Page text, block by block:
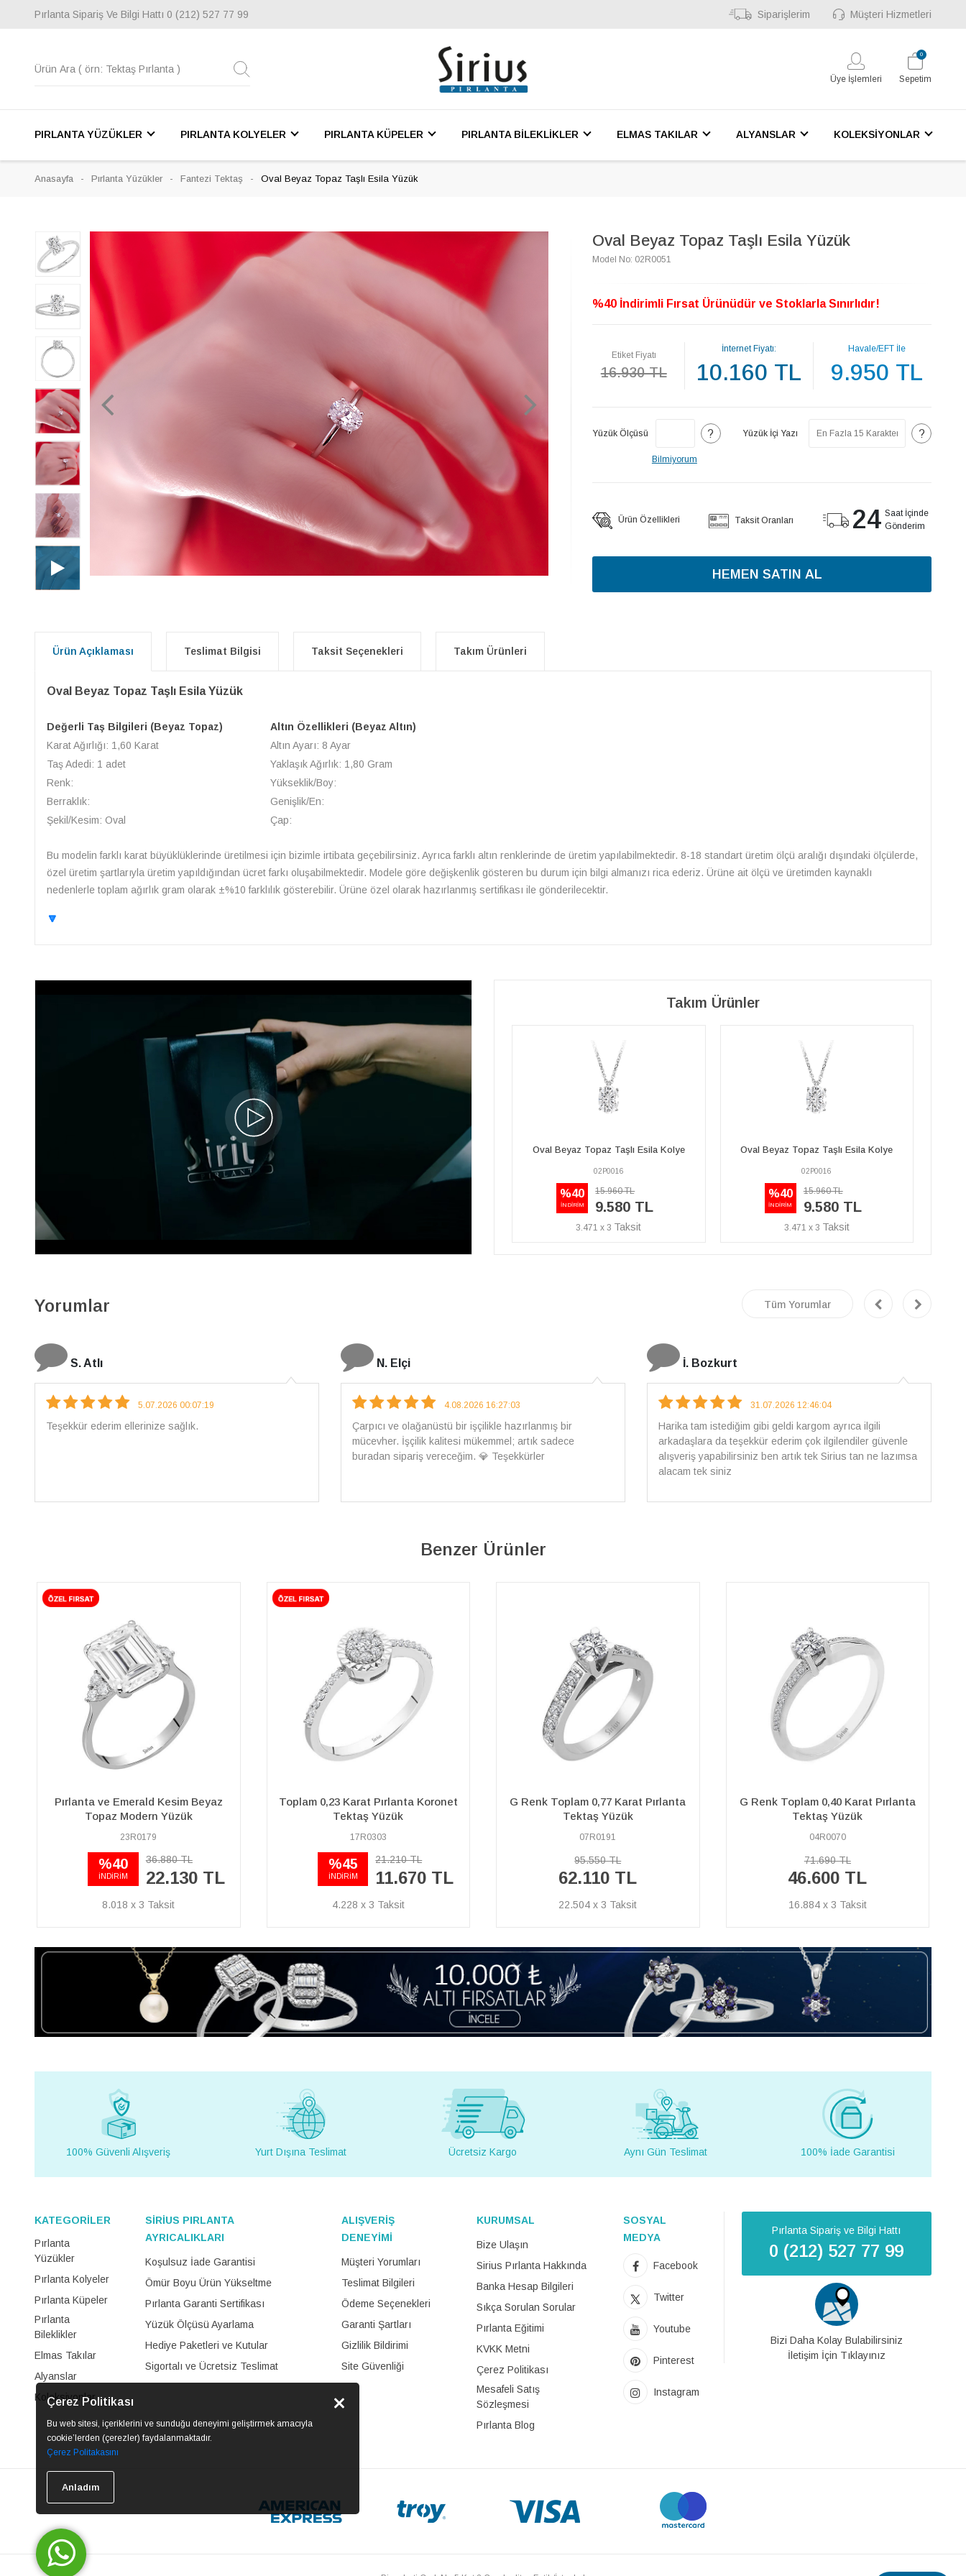
Çerez Politikası
Bu web sitesi, içeriklerini ve sunduğu deneyimi geliştirmek amacıyla
cookie’lerden (çerezler) faydalanmaktadır.
Çerez Politakasını
Anladım
Pırlanta Sipariş Ve Bilgi Hattı 0 (212) 527 77 99 Siparişlerim Müşteri Hizmetleri
Üye İşlemleri Sepetim
0
PIRLANTA YÜZÜKLER PIRLANTA KOLYELER PIRLANTA KÜPELER PIRLANTA BİLEKLİKLER ELMAS TAKILAR ALYANSLAR KOLEKSİYONLAR
Anasayfa Pırlanta Yüzükler Fantezi Tektaş Oval Beyaz Topaz Taşlı Esila Yüzük
Oval Beyaz Topaz Taşlı Esila Yüzük
Model No: 02R0051
%40 İndirimli Fırsat Ürünüdür ve Stoklarla Sınırlıdır!
Etiket Fiyatı
16.930 TL
İnternet Fiyatı:
10.160 TL
Havale/EFT İle
9.950 TL
Yüzük Ölçüsü ?
Bilmiyorum
Yüzük İçi Yazı ?
Ürün Özellikleri Taksit Oranları 24 Saat İçinde
Gönderim
HEMEN SATIN AL
Ürün Açıklaması Teslimat Bilgisi Taksit Seçenekleri Takım Ürünleri
Oval Beyaz Topaz Taşlı Esila Yüzük
Değerli Taş Bilgileri (Beyaz Topaz)
Karat Ağırlığı: 1,60 Karat
Taş Adedi: 1 adet
Renk:
Berraklık:
Şekil/Kesim: Oval
Altın Özellikleri (Beyaz Altın)
Altın Ayarı: 8 Ayar
Yaklaşık Ağırlık: 1,80 Gram
Yükseklik/Boy:
Genişlik/En:
Çap:
Bu modelin farklı karat büyüklüklerinde üretilmesi için bizimle irtibata geçebilirsiniz. Ayrıca farklı altın renklerinde de üretim yapılabilmektedir. 8-18 standart üretim ölçü aralığı dışındaki ölçülerde,
özel üretim şartlarıyla üretim yapıldığından ücret farkı oluşabilmektedir. Modele göre değişkenlik gösteren bu durum için bilgi almanızı rica ederiz. Ürüne ait ölçü ve üretimden kaynaklı
nedenlerle toplam ağırlık gram olarak ±%10 farklılık gösterebilir. Ürüne özel olarak hazırlanmış sertifikası ile gönderilecektir.
🔽
Takım Ürünler
Oval Beyaz Topaz Taşlı Esila Kolye
02P0016
Oval Beyaz Topaz Taşlı Esila Kolye Oval Beyaz Topaz Taşlı Esila Kolye
02P0016
%40
İNDİRİM
15.960 TL
9.580 TL
3.471 x 3
Oval Beyaz Topaz Taşlı Esila Kolye
02P0016
%40
İNDİRİM
15.960 TL
9.580 TL
3.471 x 3
Yorumlar Tüm Yorumlar
N. Elçi
4.08.2026 16:27:03
Çarpıcı ve olağanüstü bir işçilikle hazırlanmış bir
İ. Bozkurt
31.07.2026 12:46:04
Harika tam istediğim gibi geldi kargom ayrıca ilgili
arkadaşlara da teşekkür ederim çok ilgilendiler güvenle
alışveriş yapabilirsiniz ben artık tek Sirius tan ne lazımsa
E.T
18.07.2026 12:38:01
Pirlantami teslim alana kadar tüm surecte bilgilendirildim,
güvenli bir alisveris oldu benim icin ve paketleme özenle
yapilmisti sorunsuz bir sekilde pirlantami takiyorum. Yeni
alisveris adresim artik belli.🤩 Tesekkurler Sirius
Benzer Ürünler
Toplam 0,23 Karat Pırlanta Koronet
Tektaş Yüzük
17R0303
%45
İNDİRİM
21.210 TL
11.670 TL
4.228 x 3
G Renk Toplam 0,77 Karat Pırlanta
Tektaş Yüzük
07R0191
95.550 TL
62.110 TL
22.504 x 3
G Renk Toplam 0,40 Karat Pırlanta
Tektaş Yüzük
04R0070
71.690 TL
46.600 TL
16.884 x 3
Pırlanta ve Beyaz Topaz Taşlı
Harmonia Yüzük
17R0331
%40
İNDİRİM
37.210 TL
22.330 TL
8.091 x 3
100% Güvenli Alışveriş Yurt Dışına Teslimat Ücretsiz Kargo Aynı Gün Teslimat 100% İade Garantisi
KATEGORİLER
Pırlanta
Yüzükler
Pırlanta Kolyeler
Pırlanta Küpeler
Pırlanta
Bileklikler
Elmas Takılar
Alyanslar
Koleksiyonlar
SİRİUS PIRLANTA
AYRICALIKLARI
Koşulsuz İade Garantisi
Ömür Boyu Ürün Yükseltme
Pırlanta Garanti Sertifikası
Yüzük Ölçüsü Ayarlama
Hediye Paketleri ve Kutular
Sigortalı ve Ücretsiz Teslimat
ALIŞVERİŞ
DENEYİMİ
Müşteri Yorumları
Teslimat Bilgileri
Ödeme Seçenekleri
Garanti Şartları
Gizlilik Bildirimi
Site Güvenliği
KURUMSAL
Bize Ulaşın
Sirius Pırlanta Hakkında
Banka Hesap Bilgileri
Sıkça Sorulan Sorular
Pırlanta Eğitimi
KVKK Metni
Çerez Politikası
Mesafeli Satış
Sözleşmesi
Pırlanta Blog
SOSYAL
MEDYA
Facebook
Twitter
Youtube
Pinterest
Instagram
Pırlanta Sipariş ve Bilgi Hattı
0 (212) 527 77 99
Bizi Daha Kolay Bulabilirsiniz
İletişim İçin Tıklayınız